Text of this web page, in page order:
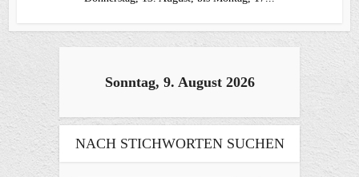
Sonntag, 9. August 2026
NACH STICHWORTEN SUCHEN